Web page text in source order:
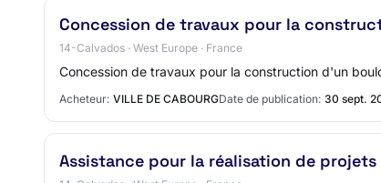
Concession de travaux pour la
14-Calvados · West Europe · France
Concession de travaux pour la construction d'un
Acheteur: VILLE DE CABOURGDate de publication: 30 sept.
Assistance pour la réalisation de projets